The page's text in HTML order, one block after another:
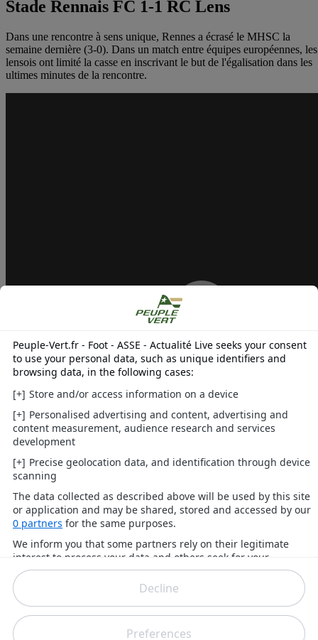
Stade Rennais FC 1-1 RC Lens
Dans une rencontre à sens unique, Rennes a écrasé le MHSC la
semaine dernière (3-0). Dans un match entre équipes européennes, les
lensois ont limité la casse en inscrivant le but de l'égalisation dans les
ultimes minutes de la rencontre.
Stade de Reims 1-1 PSG
Les Rémois renversaient le FC Nantes dans les derniers instants de la
rencontre. Mais, face à une formation Parisienne en pleine bourre
(quatre victoires en autant de matchs), la tâche s'est revelée bien plus
complexe. Le champion de France perd ses premiers points en
championnat. Score final 1-1.